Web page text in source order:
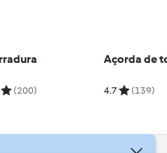
(200)
Açorda de
4.7 (139)